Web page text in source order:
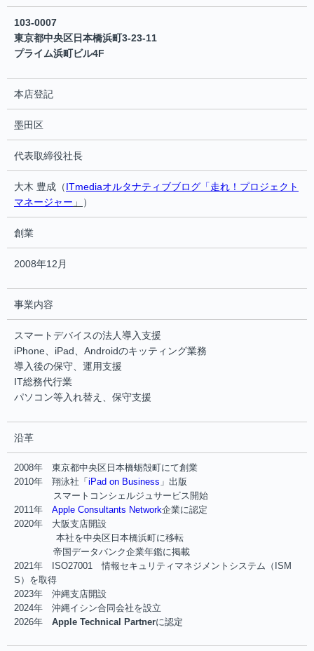
103-0007
東京都中央区日本橋浜町3-23-11
プライム浜町ビル4F
本店登記
墨田区
代表取締役社長
大木 豊成（ITmediaオルタナティブブログ「走れ！プロジェクト
マネージャー 」 ）
創業
2008年12月
事業内容
スマートデバイスの法人導入支援
iPhone、iPad、Androidのキッティング業務
導入後の保守、運用支援
IT総務代行業
パソコン等入れ替え、保守支援
沿革
2008年 東京都中央区日本橋蛎殻町にて創業
2010年 翔泳社「 iPad on Business 」出版
スマートコンシェルジュサービス開始
2011年 Apple Consultants Network企業に認定
2020年 大阪支店開設
本社を中央区日本橋浜町に移転
帝国データバンク企業年鑑に掲載
2021年 ISO27001 情報セキュリティマネジメントシステム（ISM
S）を取得
2023年 沖縄支店開設
2024年 沖縄イシン合同会社を設立
2026年 Apple Technical Partnerに認定